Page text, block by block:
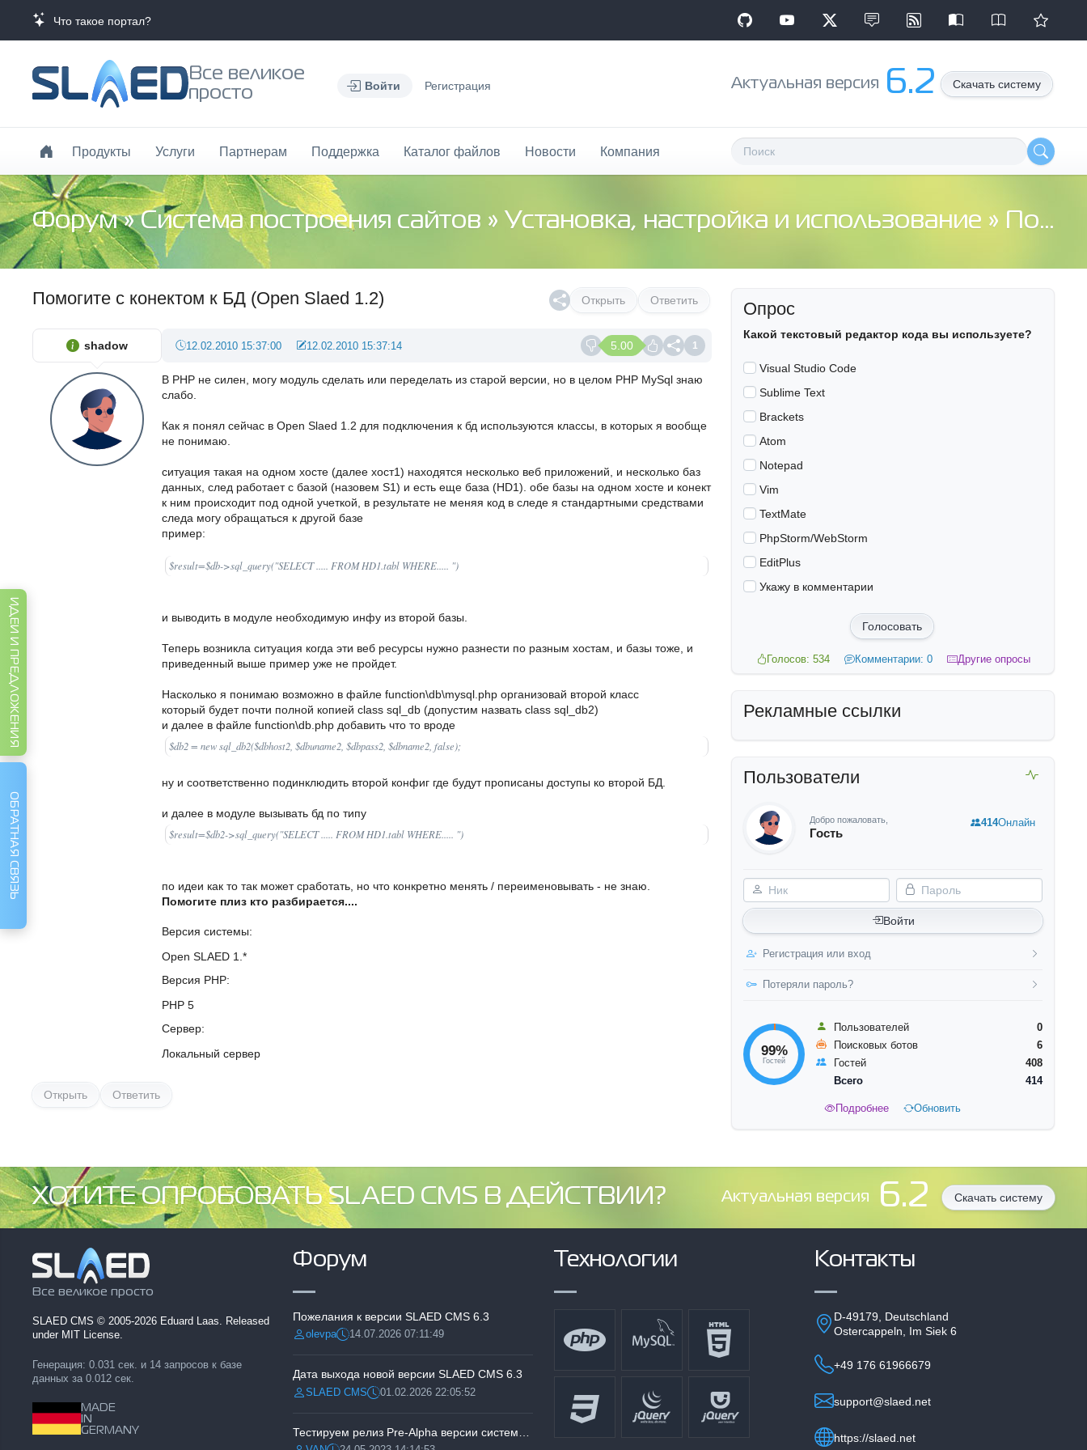
Что такое портал?
Все великое
просто
Войти Регистрация Aктуальная версия 6.2 Скачать систему
Продукты Услуги Партнерам Поддержка Каталог файлов Новости Компания
Форум»Система построения сайтов » Установка, настройка и использование » Помогите с конектом к БД (Open Slaed 1.2)
Открыть Ответить
Помогите с конектом к БД (Open Slaed 1.2)
5.00 1
12.02.2010 15:37:00 12.02.2010 15:37:14
В PHP не силен, могу модуль сделать или переделать из старой версии, но в целом PHP MySql знаю
слабо.
Как я понял сейчас в Open Slaed 1.2 для подключения к бд используются классы, в которых я вообще
не понимаю.
ситуация такая на одном хосте (далее хост1) находятся несколько веб приложений, и несколько баз
данных, след работает с базой (назовем S1) и есть еще база (HD1). обе базы на одном хосте и конект
к ним происходит под одной учеткой, в результате не меняя код в следе я стандартными средствами
следа могу обращаться к другой базе
пример:
$result=$db->sql_query("SELECT ..... FROM HD1.tabl WHERE..... ")
и выводить в модуле необходимую инфу из второй базы.
Теперь возникла ситуация когда эти веб ресурсы нужно разнести по разным хостам, и базы тоже, и
приведенный выше пример уже не пройдет.
Насколько я понимаю возможно в файле function\db\mysql.php организовай второй класс
который будет почти полной копией class sql_db (допустим назвать class sql_db2)
и далее в файле function\db.php добавить что то вроде
$db2 = new sql_db2($dbhost2, $dbuname2, $dbpass2, $dbname2, false);
ну и соответственно подинклюдить второй конфиг где будут прописаны доступы ко второй БД.
и далее в модуле вызывать бд по типу
$result=$db2->sql_query("SELECT ..... FROM HD1.tabl WHERE..... ")
по идеи как то так может сработать, но что конкретно менять / переименовывать - не знаю.
Помогите плиз кто разбирается....
Версия системы
Open SLAED 1.*
Версия PHP
PHP 5
Сервер
Локальный сервер
shadow
Открыть Ответить
Опрос
Какой текстовый редактор кода вы используете?
Visual Studio Code
Sublime Text
Brackets
Atom
Notepad
Vim
TextMate
PhpStorm/WebStorm
EditPlus
Укажу в комментарии
Голосовать
Голосов: 534 Комментарии: 0 Другие опросы
Рекламные ссылки
Пользователи
Добро пожаловать,
Гость
Ник Пароль
Войти
Регистрация или вход
Потеряли пароль?
414Онлайн
99%
Гостей
Пользователей
0
Поисковых ботов
6
Гостей
408
Всего
414
Подробнее Обновить
ХОТИТЕ ОПРОБОВАТЬ SLAED CMS В ДЕЙСТВИИ? Aктуальная версия 6.2 Скачать систему
Все великое просто
SLAED CMS © 2005-2026 Eduard Laas. Released
under MIT License.
Генерация: 0.031 сек. и 14 запросов к базе
данных за 0.012 сек.
MADE
IN
GERMANY
Форум
Пожелания к версии SLAED CMS 6.3
Разместил:
olevpaДата:14.07.2026 07:11:49
Дата выхода новой версии SLAED CMS 6.3
Разместил:
SLAED CMSДата:01.02.2026 22:05:52
Технологии Контакты
D-49179, Deutschland
Ostercappeln, Im Siek 6
+49 176 61966679
support@slaed.net
https://slaed.net
ИДЕИ И ПРЕДЛОЖЕНИЯ
ОБРАТНАЯ СВЯЗЬ